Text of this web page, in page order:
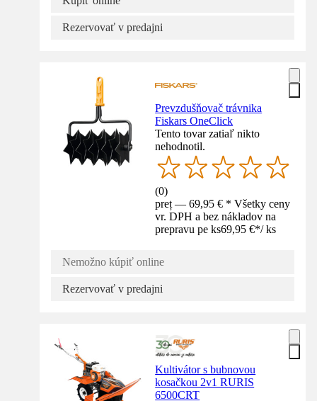
Rezervovať v predajni
Prevzdušňovač trávnika
Fiskars OneClick
Tento tovar zatiaľ nikto
nehodnotil.
(0)
preț — 69,95 € * Všetky ceny
vr. DPH a bez nákladov na
prepravu pe ks69,95 €*/ ks
Nemožno kúpiť online
Rezervovať v predajni
Kultivátor s bubnovou
kosačkou 2v1 RURIS
6500CRT